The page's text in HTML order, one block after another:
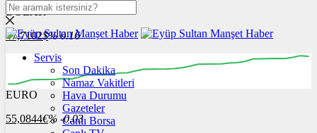
DOLAR
47,7102$% 0.16
EURO
55,0844€% -0.03
Servis
Son Dakika
Namaz Vakitleri
Hava Durumu
Gazeteler
Canlı Borsa